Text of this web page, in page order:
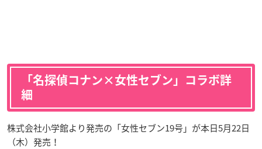
「名探偵コナン×女性セブン」コラボ詳
細
株式会社小学館より発売の「女性セブン19号」が本日5月22日
（木）発売！